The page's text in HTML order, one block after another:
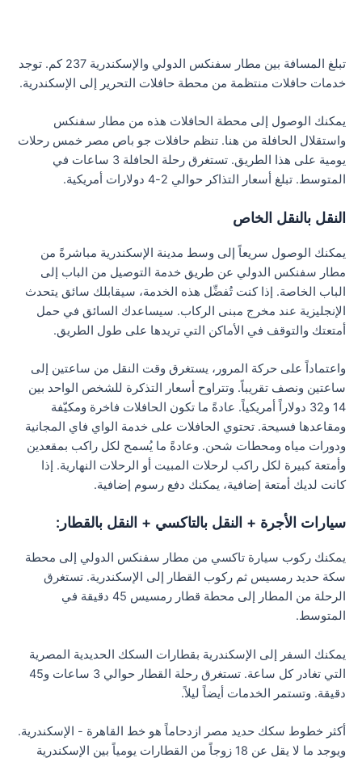
تبلغ المسافة بين مطار سفنكس الدولي والإسكندرية 237 كم. توجد
خدمات حافلات منتظمة من محطة حافلات التحرير إلى الإسكندرية.
يمكنك الوصول إلى محطة الحافلات هذه من مطار سفنكس
واستقلال الحافلة من هنا. تنظم حافلات جو باص مصر خمس رحلات
يومية على هذا الطريق. تستغرق رحلة الحافلة 3 ساعات في
المتوسط. تبلغ أسعار التذاكر حوالي 2-4 دولارات أمريكية.
النقل بالنقل الخاص
يمكنك الوصول سريعاً إلى وسط مدينة الإسكندرية مباشرةً من
مطار سفنكس الدولي عن طريق خدمة التوصيل من الباب إلى
الباب الخاصة. إذا كنت تُفضِّل هذه الخدمة، سيقابلك سائق يتحدث
الإنجليزية عند مخرج مبنى الركاب. سيساعدك السائق في حمل
أمتعتك والتوقف في الأماكن التي تريدها على طول الطريق.
واعتماداً على حركة المرور، يستغرق وقت النقل من ساعتين إلى
ساعتين ونصف تقريباً. وتتراوح أسعار التذكرة للشخص الواحد بين
14 و32 دولاراً أمريكياً. عادةً ما تكون الحافلات فاخرة ومكيّفة
ومقاعدها فسيحة. تحتوي الحافلات على خدمة الواي فاي المجانية
ودورات مياه ومحطات شحن. وعادةً ما يُسمح لكل راكب بمقعدين
وأمتعة كبيرة لكل راكب لرحلات المبيت أو الرحلات النهارية. إذا
كانت لديك أمتعة إضافية، يمكنك دفع رسوم إضافية.
سيارات الأجرة + النقل بالتاكسي + النقل بالقطار:
يمكنك ركوب سيارة تاكسي من مطار سفنكس الدولي إلى محطة
سكة حديد رمسيس ثم ركوب القطار إلى الإسكندرية. تستغرق
الرحلة من المطار إلى محطة قطار رمسيس 45 دقيقة في
المتوسط.
يمكنك السفر إلى الإسكندرية بقطارات السكك الحديدية المصرية
التي تغادر كل ساعة. تستغرق رحلة القطار حوالي 3 ساعات و45
دقيقة. وتستمر الخدمات أيضاً ليلاً.
أكثر خطوط سكك حديد مصر ازدحاماً هو خط القاهرة - الإسكندرية.
ويوجد ما لا يقل عن 18 زوجاً من القطارات يومياً بين الإسكندرية